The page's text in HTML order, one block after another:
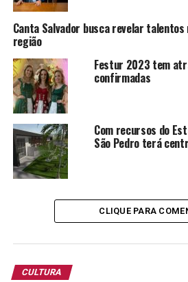
Canta Salvador busca revelar talentos
região
Festur 2023 tem
confirmadas
Com recursos do
São Pedro terá
CLIQUE PARA
CULTURA